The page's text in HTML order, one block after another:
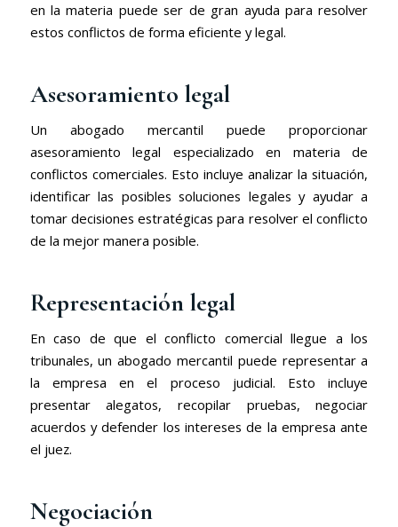
en la materia puede ser de gran ayuda para resolver
estos conflictos de forma eficiente y legal.
Asesoramiento legal
Un abogado mercantil puede proporcionar
asesoramiento legal especializado en materia de
conflictos comerciales. Esto incluye analizar la situación,
identificar las posibles soluciones legales y ayudar a
tomar decisiones estratégicas para resolver el conflicto
de la mejor manera posible.
Representación legal
En caso de que el conflicto comercial llegue a los
tribunales, un abogado mercantil puede representar a
la empresa en el proceso judicial. Esto incluye
presentar alegatos, recopilar pruebas, negociar
acuerdos y defender los intereses de la empresa ante
el juez.
Negociación